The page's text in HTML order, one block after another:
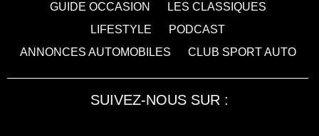
GUIDE OCCASION
LES CLASSIQUES
LIFESTYLE
PODCAST
ANNONCES AUTOMOBILES
CLUB SPORT AUTO
SUIVEZ-NOUS SUR :